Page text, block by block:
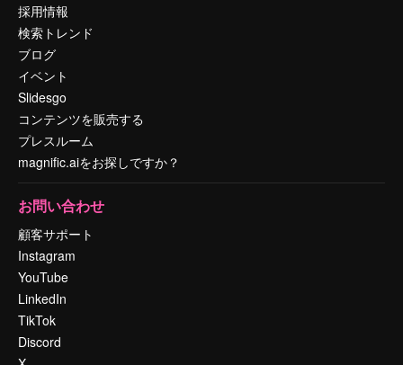
採用情報
検索トレンド
ブログ
イベント
Slidesgo
コンテンツを販売する
プレスルーム
magnific.aiをお探しですか？
お問い合わせ
顧客サポート
Instagram
YouTube
LinkedIn
TikTok
Discord